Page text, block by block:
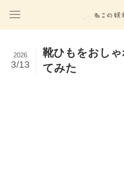
靴ひもをおし
てみた
2026
3/13